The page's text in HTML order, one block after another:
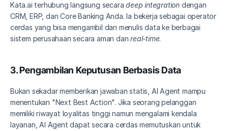
Kata.ai terhubung langsung secara deep integration dengan
CRM, ERP, dan Core Banking Anda. Ia bekerja sebagai operator
cerdas yang bisa mengambil dan menulis data ke berbagai
sistem perusahaan secara aman dan real-time.
3. Pengambilan Keputusan Berbasis Data
Bukan sekadar memberikan jawaban statis, AI Agent mampu
menentukan "Next Best Action". Jika seorang pelanggan
memiliki riwayat loyalitas tinggi namun mengalami kendala
layanan, AI Agent dapat secara cerdas memutuskan untuk